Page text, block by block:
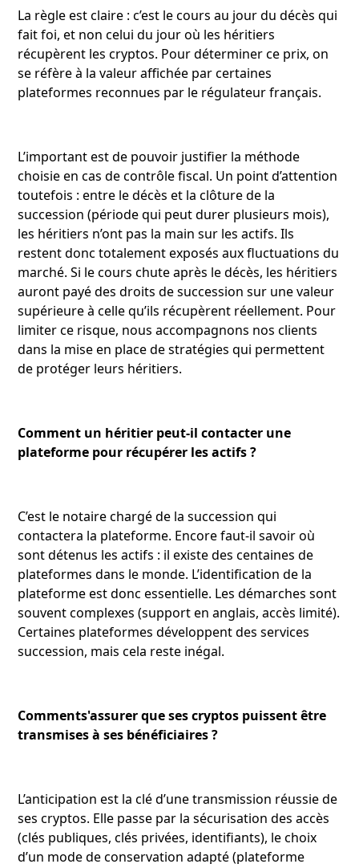
La règle est claire : c’est le cours au jour du décès qui
fait foi, et non celui du jour où les héritiers
récupèrent les cryptos. Pour déterminer ce prix, on
se réfère à la valeur affichée par certaines
plateformes reconnues par le régulateur français.
L’important est de pouvoir justifier la méthode
choisie en cas de contrôle fiscal. Un point d’attention
toutefois : entre le décès et la clôture de la
succession (période qui peut durer plusieurs mois),
les héritiers n’ont pas la main sur les actifs. Ils
restent donc totalement exposés aux fluctuations du
marché. Si le cours chute après le décès, les héritiers
auront payé des droits de succession sur une valeur
supérieure à celle qu’ils récupèrent réellement. Pour
limiter ce risque, nous accompagnons nos clients
dans la mise en place de stratégies qui permettent
de protéger leurs héritiers.
Comment un héritier peut-il contacter une
plateforme pour récupérer les actifs ?
C’est le notaire chargé de la succession qui
contactera la plateforme. Encore faut-il savoir où
sont détenus les actifs : il existe des centaines de
plateformes dans le monde. L’identification de la
plateforme est donc essentielle. Les démarches sont
souvent complexes (support en anglais, accès limité).
Certaines plateformes développent des services
succession, mais cela reste inégal.
Comments'assurer que ses cryptos puissent être
transmises à ses bénéficiaires ?
L’anticipation est la clé d’une transmission réussie de
ses cryptos. Elle passe par la sécurisation des accès
(clés publiques, clés privées, identifiants), le choix
d’un mode de conservation adapté (plateforme